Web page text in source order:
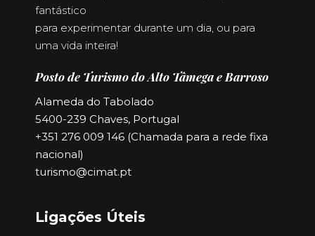
fantástico
para experimentar durante um dia, ou para
uma vida inteira!
Posto de Turismo do Alto Tâmega e Barroso
Alameda do Tabolado
5400-239 Chaves, Portugal
+351 276 009 146 (Chamada para a rede fixa
nacional)
turismo@cimat.pt
Ligações Úteis